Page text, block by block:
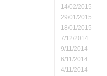
14/02/2015
29/01/2015
18/01/2015
7/12/2014
9/11/2014
6/11/2014
4/11/2014